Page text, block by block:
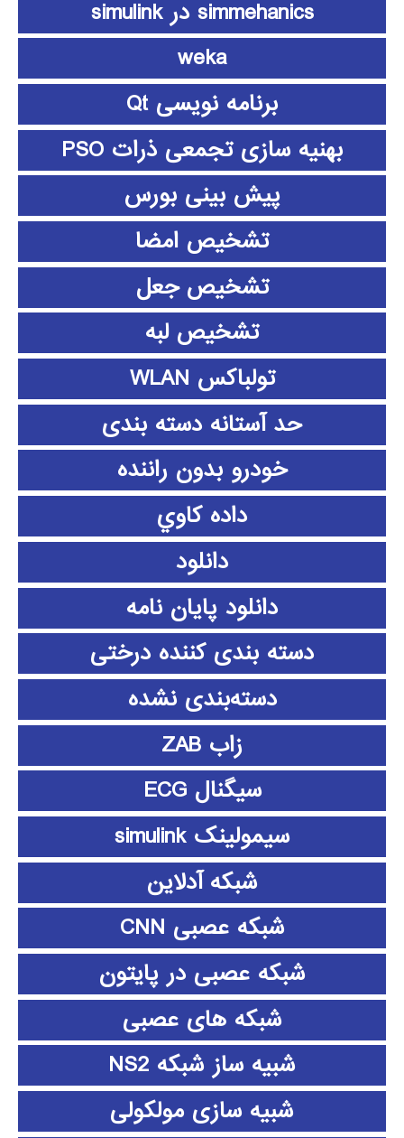
simmehanics در simulink
weka
برنامه نویسی Qt
بهنیه سازی تجمعی ذرات PSO
پیش بینی بورس
تشخیص امضا
تشخیص جعل
تشخیص لبه
تولباکس WLAN
حد آستانه دسته بندی
خودرو بدون راننده
داده كاوي
دانلود
دانلود پايان نامه
دسته بندی کننده درختی
دسته‌بندی نشده
زاب ZAB
سیگنال ECG
سیمولینک simulink
شبکه آدلاین
شبکه عصبی CNN
شبکه عصبی در پایتون
شبکه های عصبی
شبیه ساز شبکه NS2
شبیه سازی مولکولی